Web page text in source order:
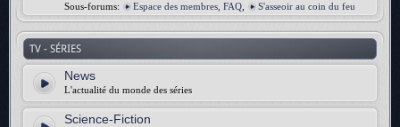
Sous-forums:
Espace des membres, FAQ S'asseoir au coin du feu
TV - SÉRIES
News
L'actualité du monde des séries
Science-Fiction